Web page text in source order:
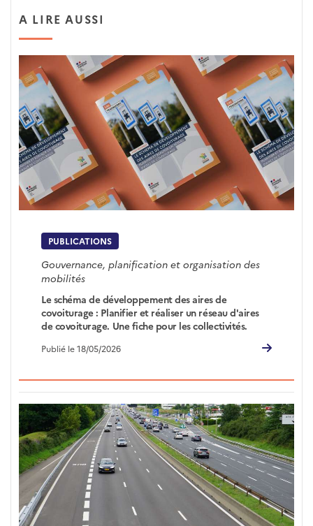
A LIRE AUSSI
PUBLICATIONS
Gouvernance, planification et organisation des
mobilités
Le schéma de développement des aires de
covoiturage : Planifier et réaliser un réseau d'aires
de covoiturage. Une fiche pour les collectivités.
Publié le 18/05/2026